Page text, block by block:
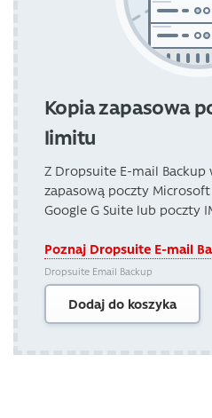
Kopia zapasowa
limitu
Z Dropsuite E-mail Backup
zapasową poczty Microsoft
Google G Suite lub poczty
Poznaj Dropsuite E-mail
Dropsuite Email Backup
Dodaj do koszyka